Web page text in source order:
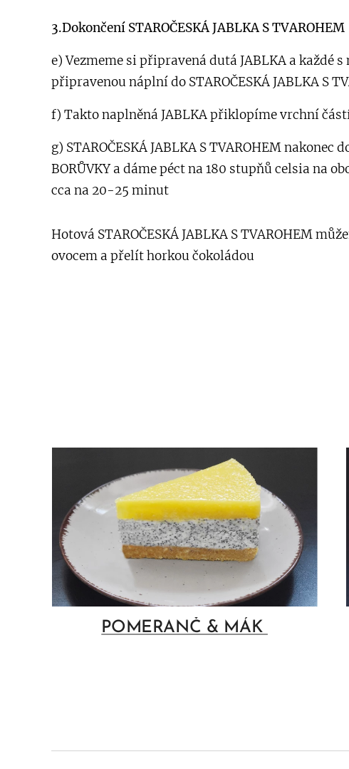
3.Dokončení STAROČESKÁ JABLKA S TVAROHEM
e) Vezmeme si připravená dutá JABLKA a každé
připravenou náplní do STAROČESKÁ JABLKA S
f) Takto naplněná JABLKA přiklopíme vrchní
g) STAROČESKÁ JABLKA S TVAROHEM nakonec
BORŮVKY a dáme péct na 180 stupňů celsia na
cca na 20-25 minut
Hotová STAROČESKÁ JABLKA S TVAROHEM
ovocem a přelít horkou čokoládou
POMERANČ & MÁK